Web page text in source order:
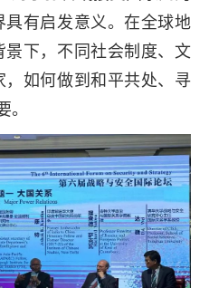
有启发意义。在全球地
下，不同社会制度、文
如何做到和平共处、寻